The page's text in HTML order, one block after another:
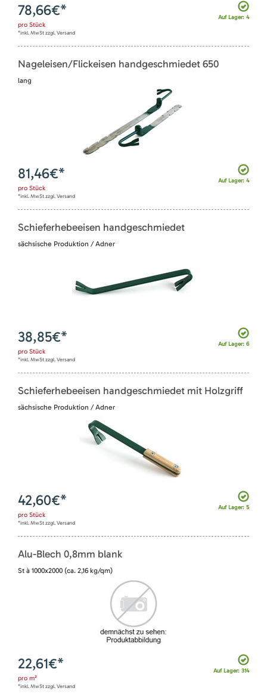
Auf Lager: 4
78,66€*
pro Stück
*inkl. MwSt zzgl. Versand
Nageleisen/Flickeisen handgeschmiedet 650
lang
Auf Lager: 4
81,46€*
pro Stück
*inkl. MwSt zzgl. Versand
Schieferhebeeisen handgeschmiedet
sächsische Produktion / Adner
Auf Lager: 6
38,85€*
pro Stück
*inkl. MwSt zzgl. Versand
Schieferhebeeisen handgeschmiedet mit Holzgriff
sächsische Produktion / Adner
Auf Lager: 5
42,60€*
pro Stück
*inkl. MwSt zzgl. Versand
Alu-Blech 0,8mm blank
St à 1000x2000 (ca. 2,16 kg/qm)
Auf Lager: 314
22,61€*
pro m²
*inkl. MwSt zzgl. Versand